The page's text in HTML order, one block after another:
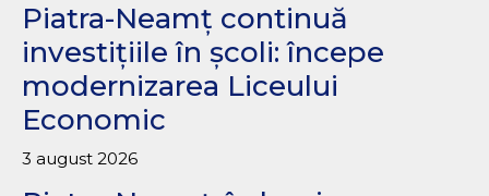
Piatra-Neamț continuă
investițiile în școli: începe
modernizarea Liceului
Economic
3 august 2026